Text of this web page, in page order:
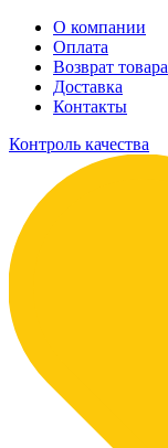
О компании
Оплата
Возврат товара
Доставка
Контакты
Контроль качества